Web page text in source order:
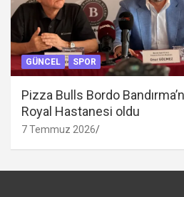
GÜNCEL SPOR
Pizza Bulls Bordo
Royal Hastanesi oldu
7 Temmuz 2026